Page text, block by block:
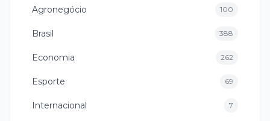
Agronegócio 100
Brasil 388
Economia 262
Esporte 69
Internacional 7